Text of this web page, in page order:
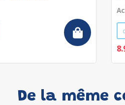
De la même